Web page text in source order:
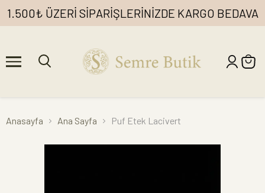
1.500₺ ÜZERİ SİPARİŞLERİNİZDE KARGO BEDAVA
Anasayfa Ana Sayfa Puf Etek Lacivert